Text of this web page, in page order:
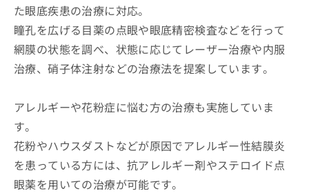
た眼底疾患の治療に対応。
瞳孔を広げる目薬の点眼や眼底精密検査などを行って
網膜の状態を調べ、状態に応じてレーザー治療や内服
治療、硝子体注射などの治療法を提案しています。
アレルギーや花粉症に悩む方の治療も実施していま
す。
花粉やハウスダストなどが原因でアレルギー性結膜炎
を患っている方には、抗アレルギー剤やステロイド点
眼薬を用いての治療が可能です。